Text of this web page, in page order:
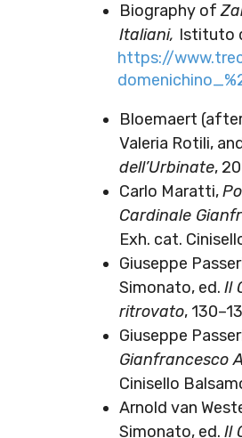
Biography of
Italiani, Istituto
https://
Bloemaert
Valeria Rotili,
dell’Urbinate,
Carlo Maratti,
Cardinale
Exh. cat.
Giuseppe
Simonato, ed. Il
ritrovato,
Giuseppe
Gianfrancesco
Cinisello
Arnold van
Simonato, ed. Il